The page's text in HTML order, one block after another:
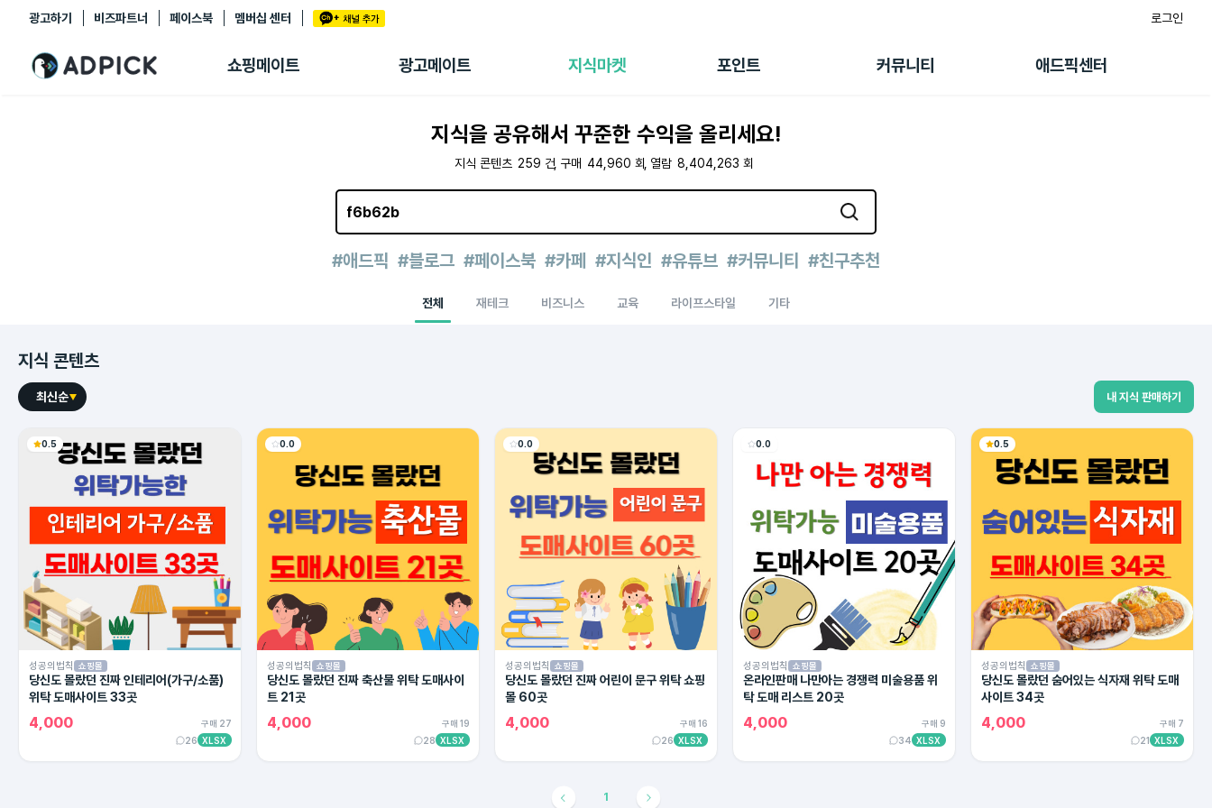
광고하기 비즈파트너 페이스북 멤버십 센터 로그인
쇼핑메이트 광고메이트 지식마켓 포인트 커뮤니티 애드픽센터
추천상품
쇼핑 에이전트
광고리포트
출석 룰렛
후원
이용내역
랭킹
멤버십 센터
지식을 공유해서 꾸준한 수익을 올리세요!
지식 콘텐츠 259 건 구매 44,960 회 열람 8,404,263 회
#애드픽 #블로그 #페이스북 #카페 #지식인 #유튜브 #커뮤니티 #친구추천
전체 재테크 비즈니스 교육 라이프스타일 기타
지식 콘텐츠
최신순 내 지식 판매하기
0.5
성공의법칙 쇼핑몰
당신도 몰랐던 진짜 인테리어(가구/소품)
위탁 도매사이트 33곳
4,000
구매 27
26 XLSX
0.0
성공의법칙 쇼핑몰
당신도 몰랐던 진짜 축산물 위탁 도매사이
트 21곳
4,000
구매 19
28 XLSX
0.0
성공의법칙 쇼핑몰
당신도 몰랐던 진짜 어린이 문구 위탁 쇼핑
몰 60곳
4,000
구매 16
26 XLSX
0.0
성공의법칙 쇼핑몰
온라인판매 나만아는 경쟁력 미술용품 위
탁 도매 리스트 20곳
4,000
구매 9
34 XLSX
0.5
성공의법칙 쇼핑몰
당신도 몰랐던 숨어있는 식자재 위탁 도매
사이트 34곳
4,000
구매 7
21 XLSX
1